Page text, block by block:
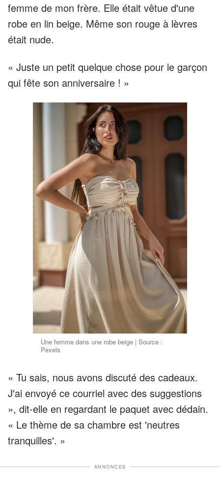
femme de mon frère. Elle était vêtue d'une
robe en lin beige. Même son rouge à lèvres
était nude.
« Juste un petit quelque chose pour le garçon
qui fête son anniversaire ! »
Une femme dans une robe beige | Source :
Pexels
« Tu sais, nous avons discuté des cadeaux.
J'ai envoyé ce courriel avec des suggestions
», dit-elle en regardant le paquet avec dédain.
« Le thème de sa chambre est 'neutres
tranquilles'. »
ANNONCES